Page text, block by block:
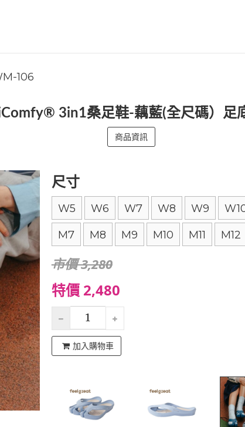
106
3in1桑足鞋-藕藍(全尺碼）足
商品資訊
尺寸
W5 W6 W7 W8 W9
M7 M8 M9 M10 M11 M12
市價 3,280
特價 2,480
加入購物車